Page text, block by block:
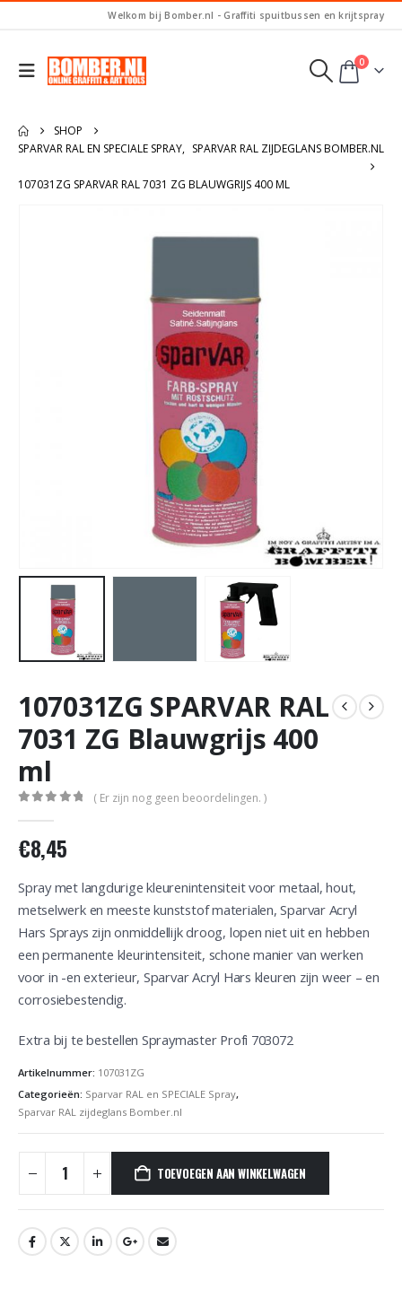
Welkom bij Bomber.nl - Graffiti spuitbussen en krijtspray
0
SHOP
SPARVAR RAL EN SPECIALE SPRAY, SPARVAR RAL ZIJDEGLANS BOMBER.NL
107031ZG SPARVAR RAL 7031 ZG BLAUWGRIJS 400 ML
107031ZG SPARVAR RAL
7031 ZG Blauwgrijs 400
ml
( Er zijn nog geen beoordelingen. )
€8,45
Spray met langdurige kleurenintensiteit voor metaal, hout,
metselwerk en meeste kunststof materialen, Sparvar Acryl
Hars Sprays zijn onmiddellijk droog, lopen niet uit en hebben
een permanente kleurintensiteit, schone manier van werken
voor in -en exterieur, Sparvar Acryl Hars kleuren zijn weer – en
corrosiebestendig.
Extra bij te bestellen Spraymaster Profi 703072
Artikelnummer: 107031ZG
Categorieën: Sparvar RAL en SPECIALE Spray,
Sparvar RAL zijdeglans Bomber.nl
TOEVOEGEN AAN WINKELWAGEN